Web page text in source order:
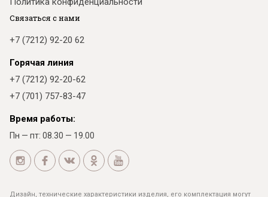
Связаться с нами
+7 (7212) 92-20 62
Горячая линия
+7 (7212) 92-20-62
+7 (701) 757-83-47
Время работы:
Пн — пт: 08.30 — 19.00
Дизайн, технические характеристики изделия, его комплектация могут